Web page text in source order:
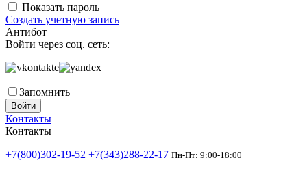
Показать пароль
Создать учетную запись
Антибот
Войти через соц. сеть:
Запомнить
Войти
Контакты
Контакты
+7(800)302-19-52 +7(343)288-22-17 Пн-Пт: 9:00-18:00